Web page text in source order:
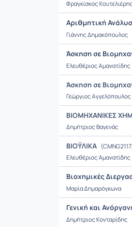
Φραγκίσκος Κουτελιέρης
Αριθμητική
Γιάννης Δημακόπουλος
Άσκηση σε
Ελευθέριος Αμανατίδης
Άσκηση σε
Γεώργιος Αγγελόπουλος
ΒΙΟΜΗΧΑΝΙΚΕΣ
Δημήτριος Βαγενάς
ΒΙΟΫΛΙΚΑ
Ελευθέριος Αμανατίδης
Βιοχημικές
Μαρία Δημαρόγκωνα
Γενική και
Δημήτριος Κονταρίδης